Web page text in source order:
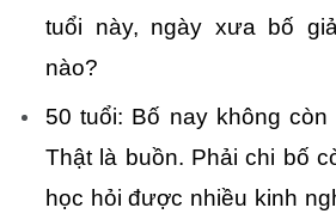
tuổi này, ngày xưa bố
nào?
50 tuổi: Bố nay không
Thật là buồn. Phải chi bố
học hỏi được nhiều kinh